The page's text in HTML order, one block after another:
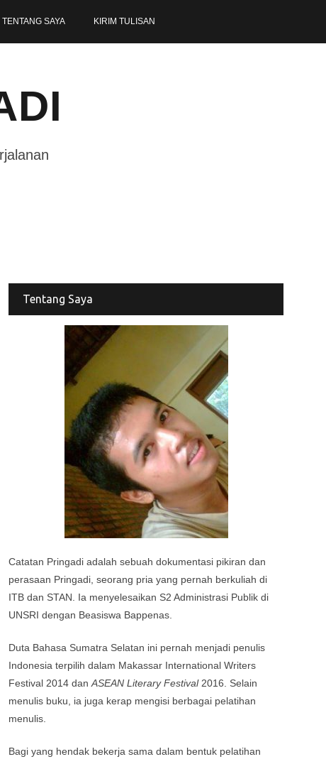
TENTANG SAYA KIRIM TULISAN
Tentang Saya
Catatan Pringadi adalah sebuah dokumentasi pikiran dan
perasaan Pringadi, seorang pria yang pernah berkuliah di
ITB dan STAN. Ia menyelesaikan S2 Administrasi Publik di
UNSRI dengan Beasiswa Bappenas.
Duta Bahasa Sumatra Selatan ini pernah menjadi penulis
Indonesia terpilih dalam Makassar International Writers
Festival 2014 danASEAN Literary Festival2016. Selain
menulis buku, ia juga kerap mengisi berbagai pelatihan
menulis.
Bagi yang hendak bekerja sama dalam bentuk pelatihan